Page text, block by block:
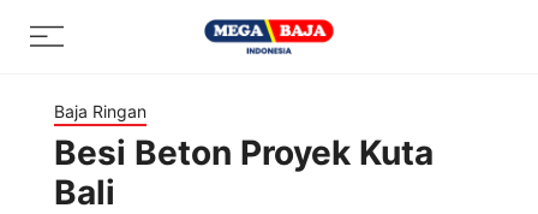
Menu
Baja Ringan
Besi Beton Proyek Kuta
Bali